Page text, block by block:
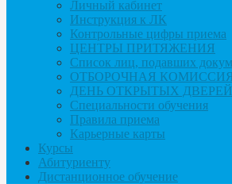
Личный кабинет
Инструкция к ЛК
Контрольные цифры приема
ЦЕНТРЫ ПРИТЯЖЕНИЯ
Список лиц, подавших
ОТБОРОЧНАЯ
ДЕНЬ ОТКРЫТЫХ ДВЕРЕЙ
Специальности обучения
Правила приема
Карьерные карты
Курсы
Абитуриенту
Дистанционное обучение